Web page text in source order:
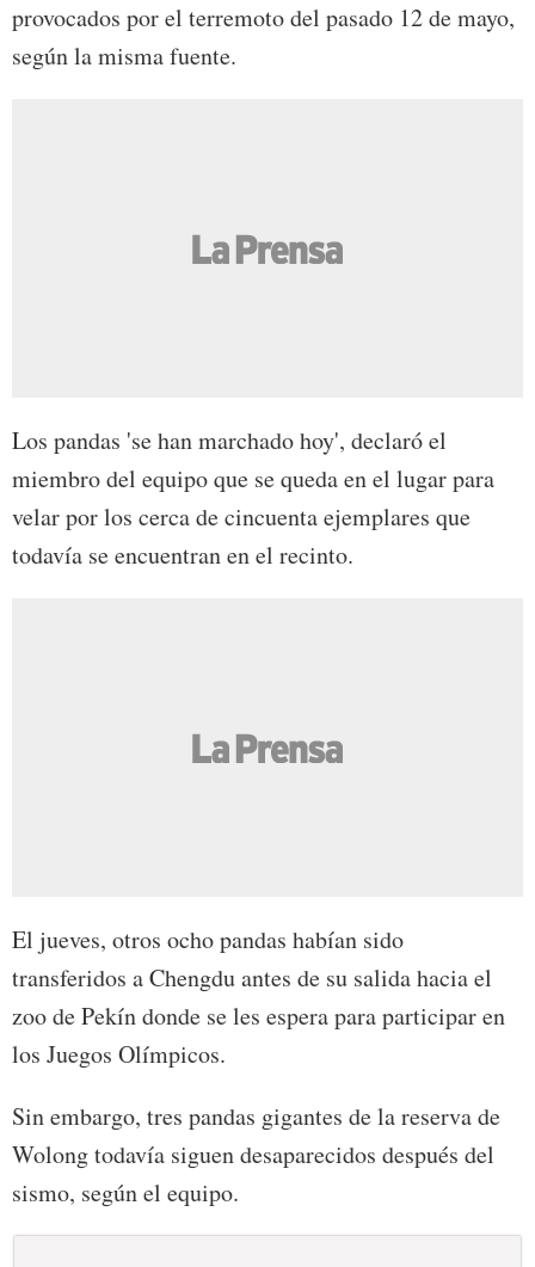
provocados por el terremoto del pasado 12 de mayo,
según la misma fuente.
Los pandas 'se han marchado hoy', declaró el
miembro del equipo que se queda en el lugar para
velar por los cerca de cincuenta ejemplares que
todavía se encuentran en el recinto.
El jueves, otros ocho pandas habían sido
transferidos a Chengdu antes de su salida hacia el
zoo de Pekín donde se les espera para participar en
los Juegos Olímpicos.
Sin embargo, tres pandas gigantes de la reserva de
Wolong todavía siguen desaparecidos después del
sismo, según el equipo.